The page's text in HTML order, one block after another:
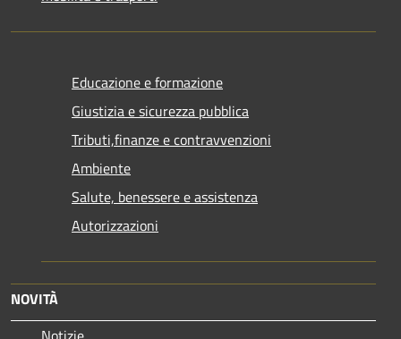
Educazione e formazione
Giustizia e sicurezza pubblica
Tributi,finanze e contravvenzioni
Ambiente
Salute, benessere e assistenza
Autorizzazioni
NOVITÀ